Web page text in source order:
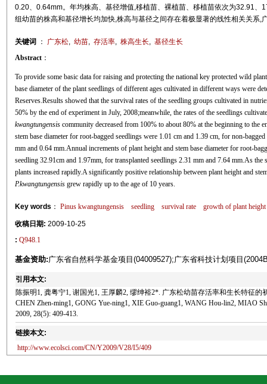
0.20、0.64mm。年均株高、基径增值,移植苗、裸植苗、移植苗依次为32.91
组幼苗的株高和基径增长均加快,株高与基径之间存在着极显著的线性相关关系,
关键词 ： 广东松, 幼苗, 存活率, 株高生长, 基径生长
Abstract：
To provide some basic data for raising and protecting the national key protected wild
base diameter of the plant seedlings of different ages cultivated in different ways were
Reserves.Results showed that the survival rates of the seedling groups cultivated in
50% by the end of experiment in July, 2008;meanwhile, the rates of the seedlings
kwangtungensiscommunity decreased from 100% to about 80% at the beginning to the
stem base diameter for root-bagged seedlings were 1.01 cm and 1.39 cm, for non-
mm and 0.64 mm.Annual increments of plant height and stem base diameter for root-
seedling 32.91cm and 1.97mm, for transplanted seedlings 2.31 mm and 7.64 mm.As the
plants increased rapidly.A significantly positive relationship between plant height and
P.kwangtungensisgrew rapidly up to the age of 10 years.
Key words ： Pinus kwangtungensis seedling survival rate growth of plant height
收稿日期: 2009-10-25
: Q948.1
基金资助:广东省自然科学基金项目(04009527);广东省科技计划项目
引用本文:
陈振明1, 龚粤宁1, 谢国光1, 王厚麟2, 缪绅裕2*. 广东松幼苗存活率和生长特征的
CHEN Zhen-ming1, GONG Yue-ning1, XIE Guo-guang1, WANG Hou-lin2, MIAO
2009, 28(5): 409-413.
链接本文:
http://www.ecolsci.com/CN/Y2009/V28/I5/409